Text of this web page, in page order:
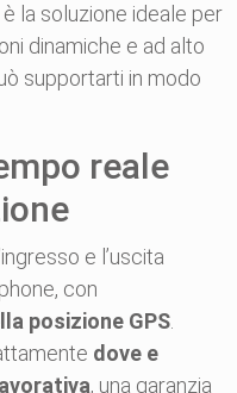
la soluzione ideale per
dinamiche e ad alto
supportarti in modo
reale
e l’uscita
con
posizione GPS
dove e
, una garanzia